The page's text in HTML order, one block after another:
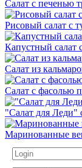
Салат с печенью
Рисовый салат с
Капустный салат
Салат из
Салат с фасолью
"Салат для Леди"
Маринованные